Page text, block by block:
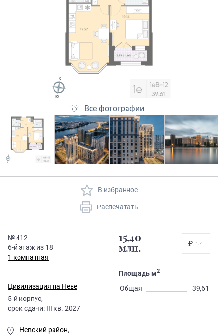
Все фотографии
В избранное
Распечатать
№412
6-й этаж из 18
1 комнатная
Цивилизация на Неве
5-й корпус,
срок сдачи: III кв. 2027
Невский район,
15,40
млн.
₽
Площадь м2
Общая 39,61